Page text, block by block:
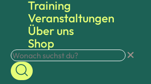
Training
Veranstaltungen
Über uns
Shop